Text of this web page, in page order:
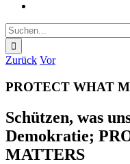
Suche
nach:
Zurück Vor
PROTECT WHAT
Schützen, was
Demokratie;
MATTERS